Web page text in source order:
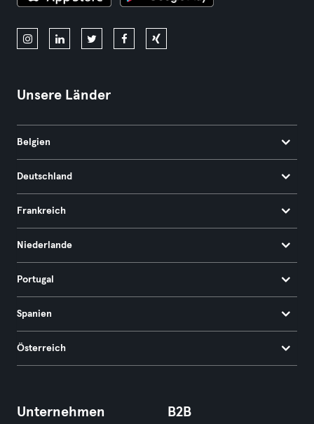
Unsere Länder
Belgien
Deutschland
Frankreich
Niederlande
Portugal
Spanien
Österreich
Unternehmen B2B